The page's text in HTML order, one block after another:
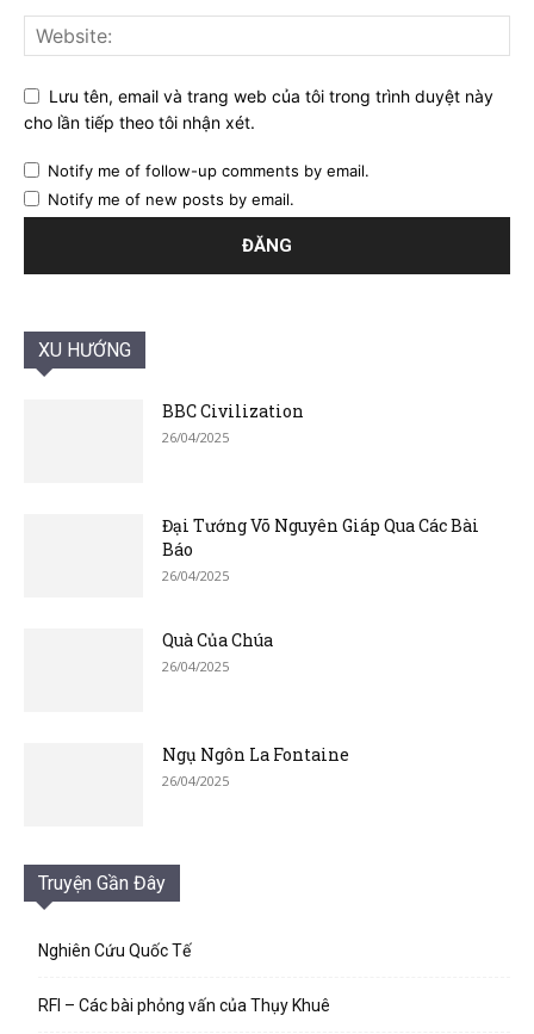
Lưu tên, email và trang web của tôi trong trình duyệt này
cho lần tiếp theo tôi nhận xét.
Notify me of follow-up comments by email.
Notify me of new posts by email.
XU HƯỚNG
BBC Civilization
26/04/2025
Đại Tướng Võ Nguyên Giáp Qua Các Bài
Báo
26/04/2025
Quà Của Chúa
26/04/2025
Ngụ Ngôn La Fontaine
26/04/2025
Truyện Gần Đây
Nghiên Cứu Quốc Tế
RFI – Các bài phỏng vấn của Thụy Khuê